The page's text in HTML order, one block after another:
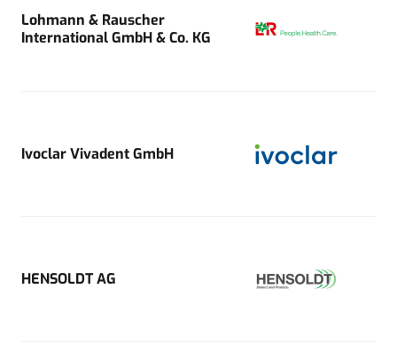
Lohmann & Rauscher
International GmbH & Co. KG
Ivoclar Vivadent GmbH
HENSOLDT AG